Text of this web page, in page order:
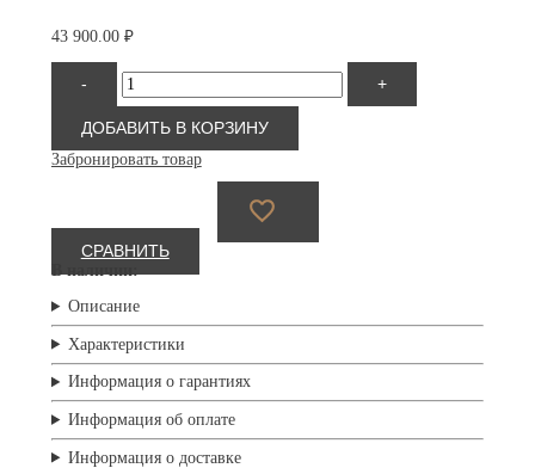
43 900.00 ₽
-
Количество
товара
Tom
Ford
1026
01B
+
ДОБАВИТЬ В КОРЗИНУ
Забронировать товар
СРАВНИТЬ
В наличии:
Описание
Характеристики
Информация о гарантиях
Информация об оплате
Информация о доставке